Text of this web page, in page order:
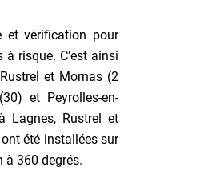
et vérification pour
risque. C’est ainsi
et Mornas (2
et Peyrolles-en-
Lagnes, Rustrel et
été installées sur
à 360 degrés.